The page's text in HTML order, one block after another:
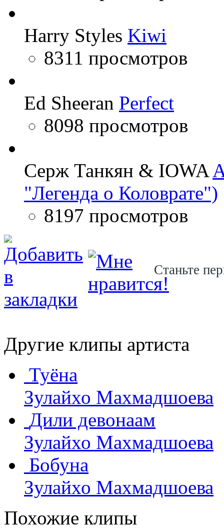
Harry Styles Kiwi
8311 просмотров
Ed Sheeran Perfect
8098 просмотров
Серж Танкян & IOWA
"Легенда о Коловрате")
8197 просмотров
Станьте
Другие клипы артиста
Туёна
Зулайхо Махмадшоева
Дили девонаам
Зулайхо Махмадшоева
Бобуна
Зулайхо Махмадшоева
Похожие клипы